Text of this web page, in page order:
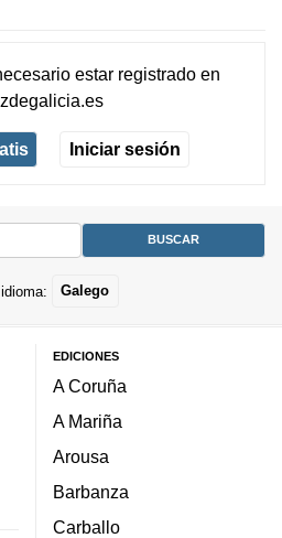
estar registradoen
Iniciar sesión
Galego
EDICIONES
A Coruña
A Mariña
Arousa
Barbanza
Carballo